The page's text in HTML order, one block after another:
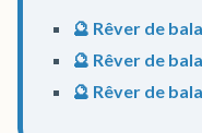
🔮 Rêver de
🔮 Rêver de
🔮 Rêver de